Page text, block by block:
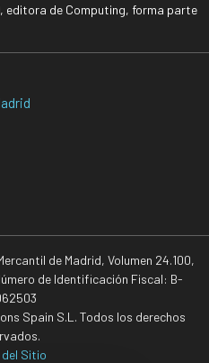
editora de Computing, forma parte
de Madrid, Volumen 24.100,
de Identificación Fiscal: B-
Spain S.L. Todos los derechos
del Sitio